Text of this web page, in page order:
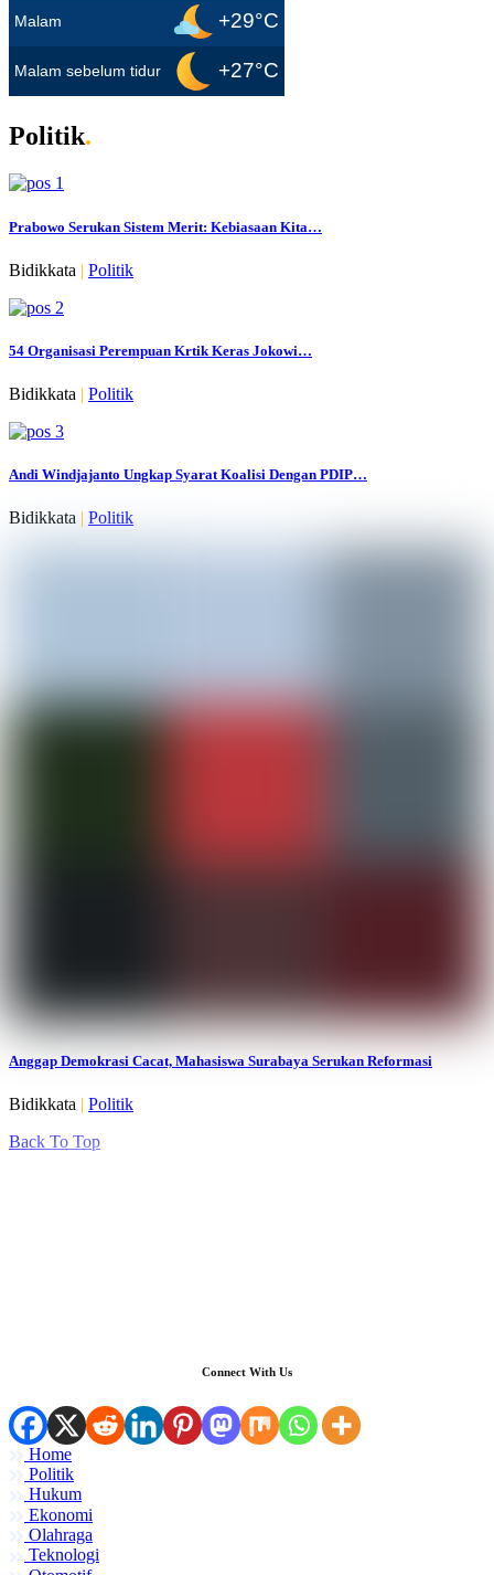
Malam +29°C
Malam sebelum tidur +27°C
Politik.
Prabowo Serukan Sistem Merit: Kebiasaan Kita…
Bidikkata | Politik
54 Organisasi Perempuan Krtik Keras Jokowi…
Bidikkata | Politik
Andi Windjajanto Ungkap Syarat Koalisi Dengan PDIP…
Bidikkata | Politik
Anggap Demokrasi Cacat, Mahasiswa Surabaya Serukan Reformasi
Bidikkata | Politik
Back To Top
Connect With Us
Home
Politik
Hukum
Ekonomi
Olahraga
Teknologi